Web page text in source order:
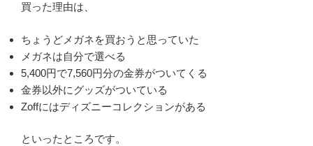
買った理由は、
ちょうどメガネを買おうと思っていた
メガネは自分で選べる
5,400円で7,560円分の金券がついてくる
金券以外にグッズがついている
Zoffにはディズニーコレクションがある
といったところです。